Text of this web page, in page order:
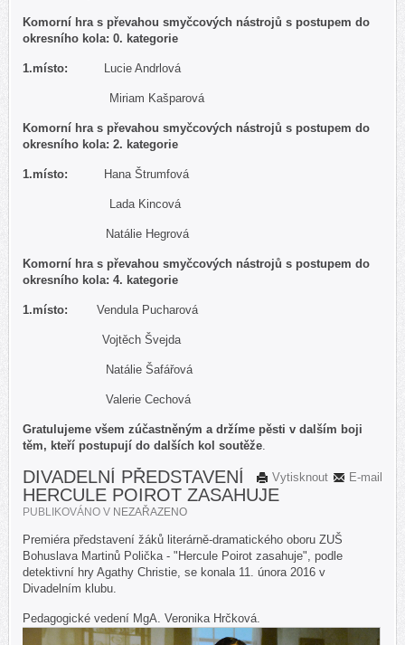
Komorní hra s převahou smyčcových nástrojů s postupem do
okresního kola: 0. kategorie
1.místo: Lucie Andrlová
Miriam Kašparová
Komorní hra s převahou smyčcových nástrojů s postupem do
okresního kola: 2. kategorie
1.místo: Hana Štrumfová
Lada Kincová
Natálie Hegrová
Komorní hra s převahou smyčcových nástrojů s postupem do
okresního kola: 4. kategorie
1.místo: Vendula Pucharová
Vojtěch Švejda
Natálie Šafářová
Valerie Cechová
Gratulujeme všem zúčastněným a držíme pěsti v dalším boji
těm, kteří postupují do dalších kol soutěže
E-mail
Vytisknout
DIVADELNÍ PŘEDSTAVENÍ
HERCULE POIROT ZASAHUJE
PUBLIKOVÁNO V NEZAŘAZENO
Premiéra představení žáků literárně-dramatického oboru ZUŠ
Bohuslava Martinů Polička - "Hercule Poirot zasahuje", podle
detektivní hry Agathy Christie, se konala 11. února 2016 v
Divadelním klubu.
Pedagogické vedení MgA. Veronika Hrčková.